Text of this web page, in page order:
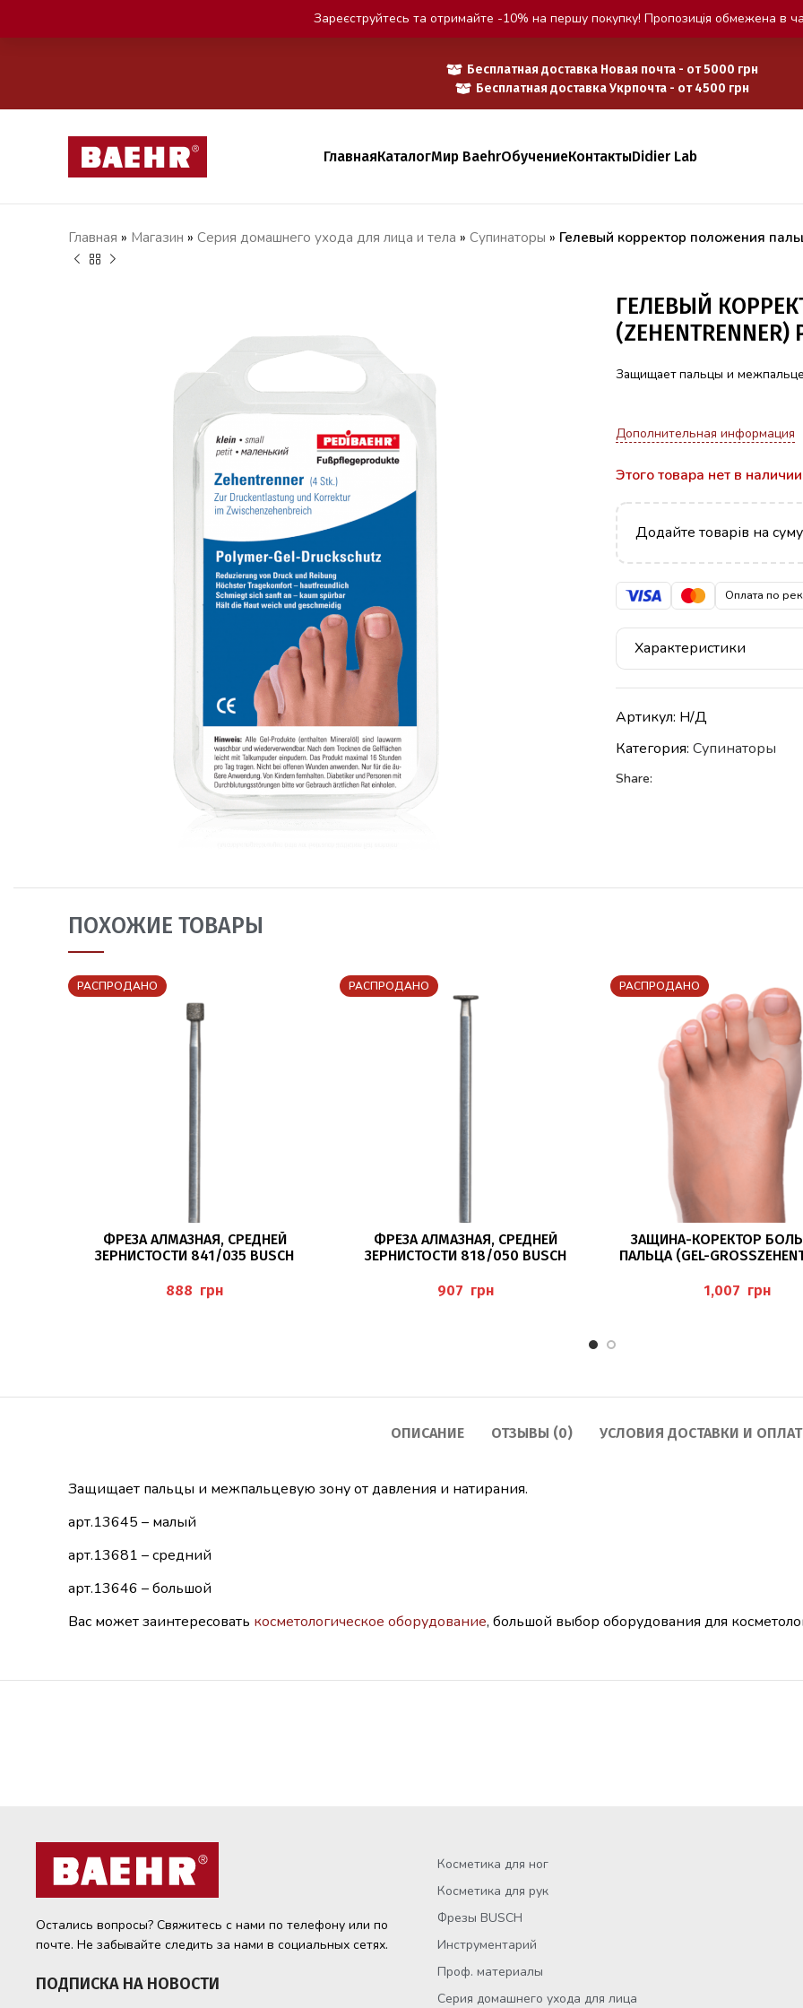
Бесплатная доставка Новая почта - от 5000 грн
Бесплатная доставка Укрпочта - от 4500 грн
ГлавнаяКаталогМир BaehrОбучениеКонтактыDidier Lab
Главная » Магазин » Серия домашнего ухода для лица и тела » Супинаторы » Гелевый корректор положения
ГЕЛЕВЫЙ
(ZEHENTRENNER)
Защищает пальцы и
Дополнительная информация
Этого товара нет в
Додайте товарів на суму
Оплата по
Характеристики
Артикул: Н/Д
Категория: Супинаторы
Share:
ПОХОЖИЕ ТОВАРЫ
РАСПРОДАНО
ПОДРОБНЕЕ
ФРЕЗА АЛМАЗНАЯ, СРЕДНЕЙ
ЗЕРНИСТОСТИ 841/035 BUSCH
грн
РАСПРОДАНО
ПОДРОБНЕЕ
ФРЕЗА АЛМАЗНАЯ, СРЕДНЕЙ
ЗЕРНИСТОСТИ 818/050 BUSCH
грн
РАСПРОДАНО
ПОДРОБНЕЕ
ЗАЩИНА-КОРЕКТОР
ПАЛЬЦА (GEL-
грн
ОПИСАНИЕ ОТЗЫВЫ (0) УСЛОВИЯ ДОСТАВКИ И
Защищает пальцы и межпальцевую зону от давления и натирания.
арт.13645 – малый
арт.13681 – средний
арт.13646 – большой
Вас может заинтересовать косметологическое оборудование, большой выбор оборудования для
Остались вопросы? Свяжитесь с нами по телефону или по
почте. Не забывайте следить за нами в социальных сетях.
ПОДПИСКА НА НОВОСТИ
Косметика для ног
Косметика для рук
Фрезы BUSCH
Инструментарий
Проф. материалы
Серия домашнего ухода для лица
Зареєструйтесь та отримайте -10% на першу покупку! Пропозиція обмежена в